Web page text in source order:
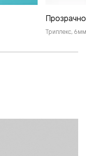
Триплекс, 6мм